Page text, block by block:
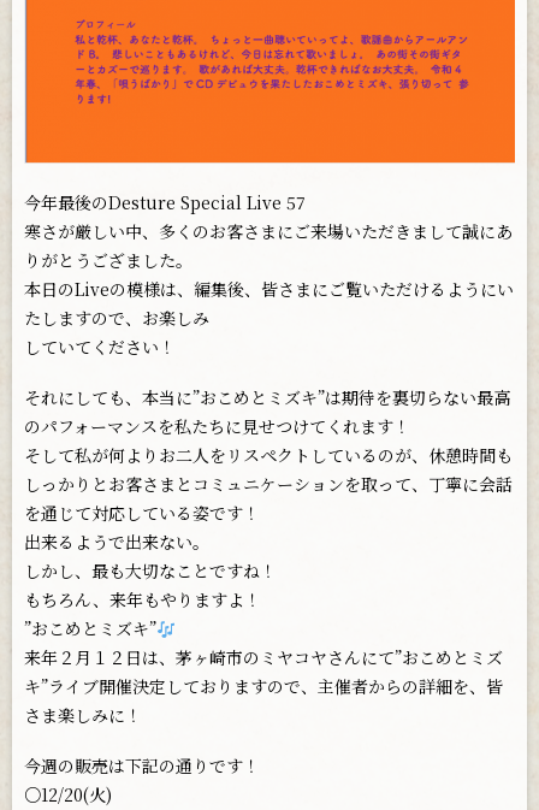
今年最後のDesture Special Live 57
寒さが厳しい中、多くのお客さまにご来場いただきまして誠にあ
りがとうござました。
本日のLiveの模様は、編集後、皆さまにご覧いただけるようにい
たしますので、お楽しみ
していてください！
それにしても、本当に”おこめとミズキ”は期待を裏切らない最高
のパフォーマンスを私たちに見せつけてくれます！
そして私が何よりお二人をリスペクトしているのが、休憩時間も
しっかりとお客さまとコミュニケーションを取って、丁寧に会話
を通じて対応している姿です！
出来るようで出来ない。
しかし、最も大切なことですね！
もちろん、来年もやりますよ！
”おこめとミズキ”
来年２月１２日は、茅ヶ崎市のミヤコヤさんにて”おこめとミズ
キ”ライブ開催決定しておりますので、主催者からの詳細を、皆
さま楽しみに！
今週の販売は下記の通りです！
○12/20(火)